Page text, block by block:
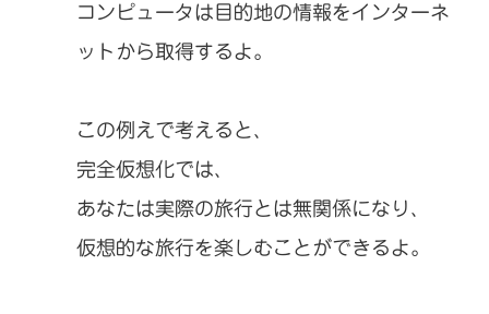
コンピュータは目的地の情報をインターネ
ットから取得するよ。
この例えで考えると、
完全仮想化では、
あなたは実際の旅行とは無関係になり、
仮想的な旅行を楽しむことができるよ。